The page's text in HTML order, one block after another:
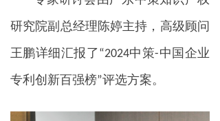
研究院副总经理陈婷主持，高级顾问
王鹏详细汇报了“2024中策-中国企业
专利创新百强榜”评选方案。